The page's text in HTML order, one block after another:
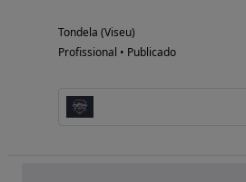
Tondela (Viseu)
Profissional • Publicado